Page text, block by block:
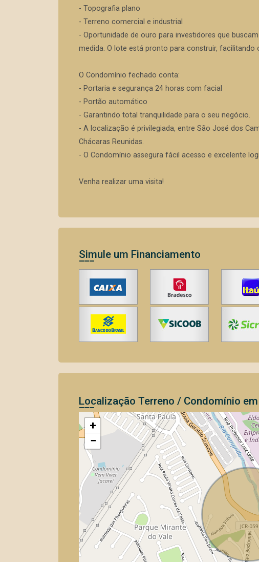
- Topografia plano
- Terreno comercial e industrial
- Oportunidade de ouro para investidores que
medida. O lote está pronto para construir,
O Condomínio fechado conta:
- Portaria e segurança 24 horas com facial
- Portão automático
- Garantindo total tranquilidade para o seu negócio.
- A localização é privilegiada, entre São José dos
Chácaras Reunidas.
- O Condomínio assegura fácil acesso e excelente
Venha realizar uma visita!
Simule um Financiamento
Localização Terreno / Condomínio
+
−